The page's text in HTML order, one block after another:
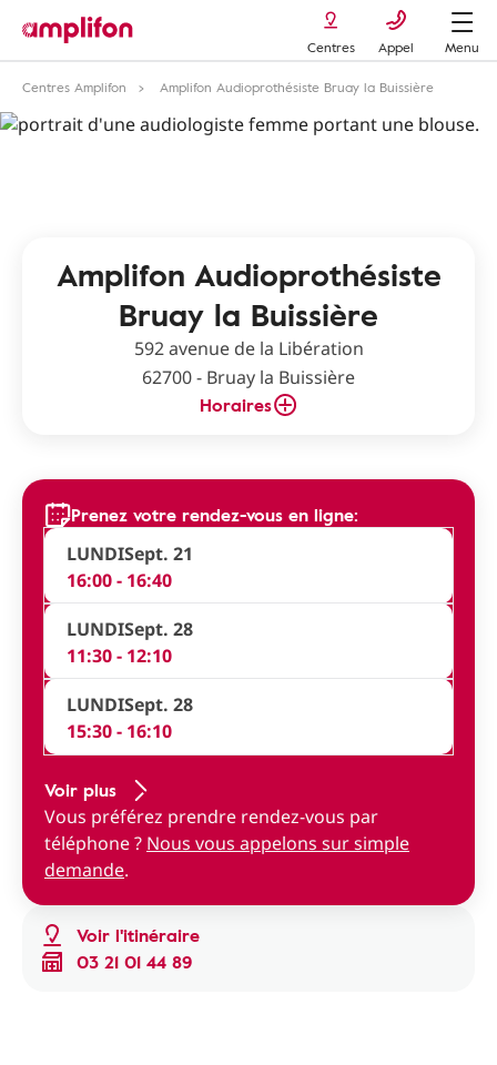
Centres Appel
Menu
Centres Amplifon
Amplifon Audioprothésiste Bruay la Buissière
Amplifon Audioprothésiste
Bruay la Buissière
592 avenue de la Libération
62700 - Bruay la Buissière
Horaires
Voir l'itinéraire
03 21 01 44 89
Prenez votre rendez-vous en ligne:
LUNDISept. 21
16:00 - 16:40
LUNDISept. 28
11:30 - 12:10
LUNDISept. 28
15:30 - 16:10
Voir plus
Vous préférez prendre rendez-vous par
téléphone ? Nous vous appelons sur simple
demande.